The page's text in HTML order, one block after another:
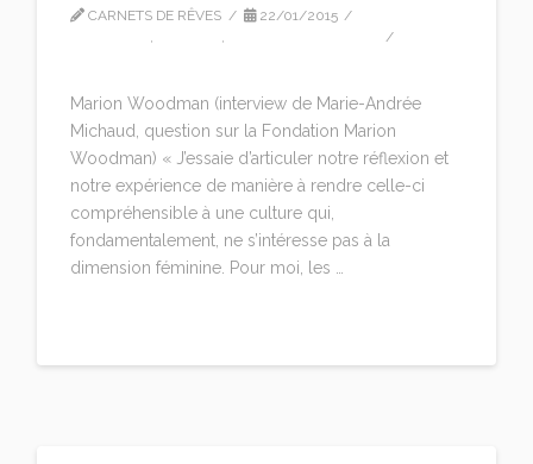
CARNETS DE RÊVES
22/01/2015
, ,
Marion Woodman (interview de Marie-Andrée
Michaud, question sur la Fondation Marion
Woodman) « J’essaie d’articuler notre réflexion et
notre expérience de manière à rendre celle-ci
compréhensible à une culture qui,
fondamentalement, ne s’intéresse pas à la
dimension féminine. Pour moi, les …